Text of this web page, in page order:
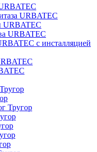
URBATEC
URBATEC
URBATEC
с инсталляцией
Тругор